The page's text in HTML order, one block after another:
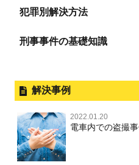
逮捕・監禁
業務妨害
淫行・援助交際
公然わいせつ，
行勧誘罪
児童ポルノ・リ
恐喝
危険ドラッグ
危険運転行為等
商標法違反
ストーカー事件
「逮捕」について適切に知
逮捕後、早急な釈放・保釈
無実・無罪の証明をしたい
被害者との示談を円満に進め
犯罪別解決方法
事件別－暴力事件
暴行・傷害
殺人
過失致死・過失傷害
脅迫・強要
性犯罪 TOP
痴漢
盗撮，のぞき
不同意わいせつ（旧：強制
事件別－財産犯
財産犯 TOP
窃盗罪
事件別－薬物事件
薬物事件 TOP
事件別－交通違反・交通事故
刑事事件の基礎知識
外国人事件の手続きと特色
刑事裁判の概要・手続
公務員の逮捕・刑事事件
控訴・上告
解決事例
2022.01.20
電車内での盗撮